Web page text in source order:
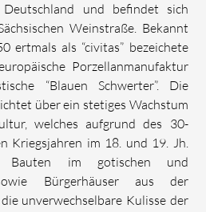
und befindet sich
Weinstraße. Bekannt
ertmals als “civitas” bezeichete
Porzellanmanufaktur
“Blauen Schwerter”. Die
über ein stetiges Wachstum
welches aufgrund des 30-
Kriegsjahren im 18. und 19. Jh.
Bauten im gotischen und
Bürgerhäuser aus der
unverwechselbare Kulisse der